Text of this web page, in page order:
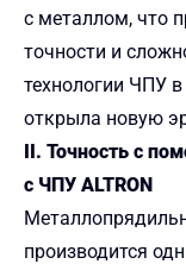
с металлом, что
точности и
технологии ЧПУ
открыла новую
II. Точность с
с ЧПУ ALTRON
производится